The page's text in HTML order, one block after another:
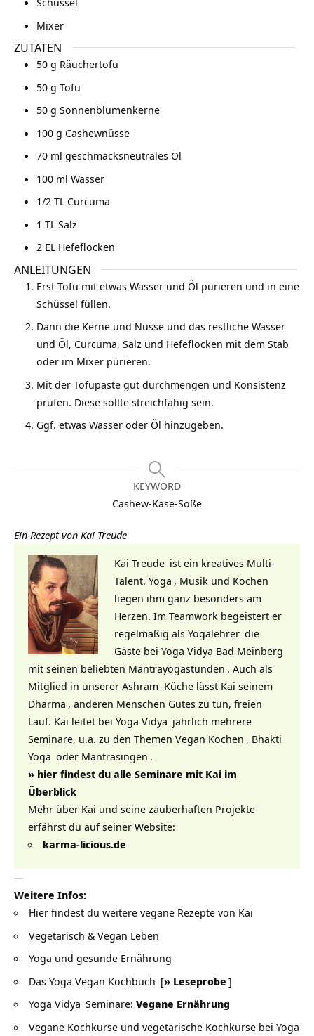
Mixer
ZUTATEN
50 g Räuchertofu
50 g Tofu
50 g Sonnenblumenkerne
100 g Cashewnüsse
70 ml geschmacksneutrales Öl
100 ml Wasser
1/2 TL Curcuma
1 TL Salz
2 EL Hefeflocken
ANLEITUNGEN
Erst Tofu mit etwas Wasser und Öl pürieren und in eine
Schüssel füllen.
Dann die Kerne und Nüsse und das restliche Wasser
und Öl, Curcuma, Salz und Hefeflocken mit dem Stab
oder im Mixer pürieren.
Mit der Tofupaste gut durchmengen und Konsistenz
prüfen. Diese sollte streichfähig sein.
Ggf. etwas Wasser oder Öl hinzugeben.
KEYWORD
Cashew-Käse-Soße
Ein Rezept von Kai Treude
Kai Treude ist ein kreatives Multi-
Talent. Yoga , Musik und Kochen
liegen ihm ganz besonders am
Herzen. Im Teamwork begeistert er
regelmäßig als Yogalehrer die
Gäste bei Yoga Vidya Bad Meinberg
mit seinen beliebten Mantrayogastunden . Auch als
Mitglied in unserer Ashram -Küche lässt Kai seinem
Dharma , anderen Menschen Gutes zu tun, freien
Lauf. Kai leitet bei Yoga Vidya jährlich mehrere
Seminare, u.a. zu den Themen Vegan Kochen , Bhakti
Yoga oder Mantrasingen .
» hier findest du alle Seminare mit Kai im
Überblick
Mehr über Kai und seine zauberhaften Projekte
erfährst du auf seiner Website:
karma-licious.de
—
Weitere Infos:
Hier findest du weitere vegane Rezepte von Kai
Vegetarisch & Vegan Leben
Yoga und gesunde Ernährung
Das Yoga Vegan Kochbuch [» Leseprobe ]
Yoga Vidya Seminare: Vegane Ernährung
Vegane Kochkurse und vegetarische Kochkurse bei Yoga